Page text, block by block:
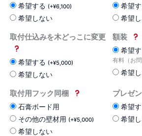
希望する (+¥6,100)
希望しない
希望
希望
取付仕込みを木どっこに変更
希望する (+¥5,000)
希望しない
額装
希望
有料（お
希望
取付用フック同梱
石膏ボード用
その他の壁材用 (+¥5,000)
希望しない
プレゼ
希望
希望